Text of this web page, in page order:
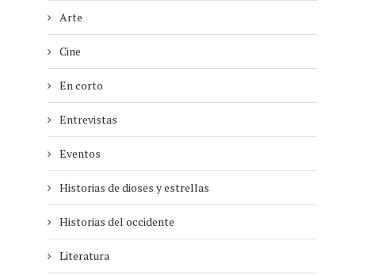
Arte
Cine
En corto
Entrevistas
Eventos
Historias de dioses y estrellas
Historias del occidente
Literatura